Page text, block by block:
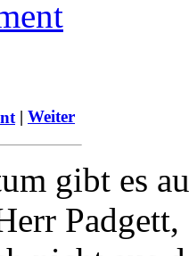
| Weiter
gibt es